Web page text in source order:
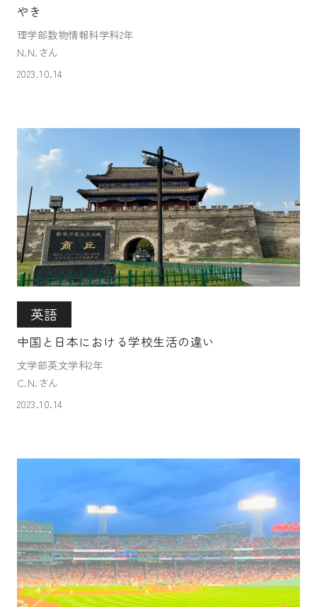
やき
理学部数物情報科学科2年
N.N.さん
2023.10.14
英語
中国と日本における学校生活の違い
文学部英文学科2年
C.N.さん
2023.10.14